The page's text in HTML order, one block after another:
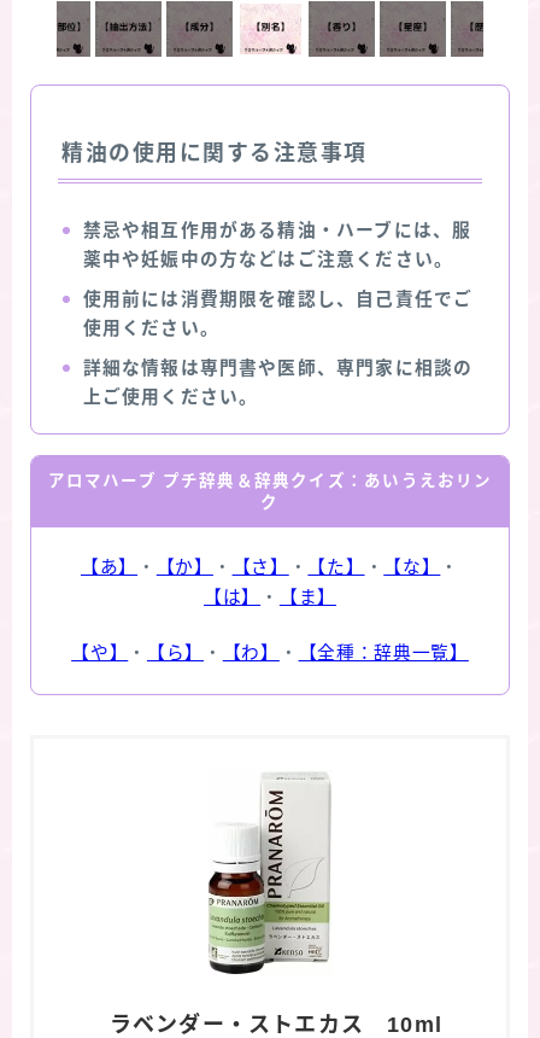
精油の使用に関する注意事項
禁忌や相互作用がある精油・ハーブには、服
薬中や妊娠中の方などはご注意ください。
使用前には消費期限を確認し、自己責任でご
使用ください。
詳細な情報は専門書や医師、専門家に相談の
上ご使用ください。
アロマハーブ プチ辞典＆辞典クイズ：あいうえおリン
ク
【あ】 ・ 【か】 ・ 【さ】 ・ 【た】 ・ 【な】
・
【は】
・ 【ま】
【や】 ・ 【ら】 ・ 【わ】 ・ 【全種：辞典一覧】
ラベンダー・ストエカス 10ml